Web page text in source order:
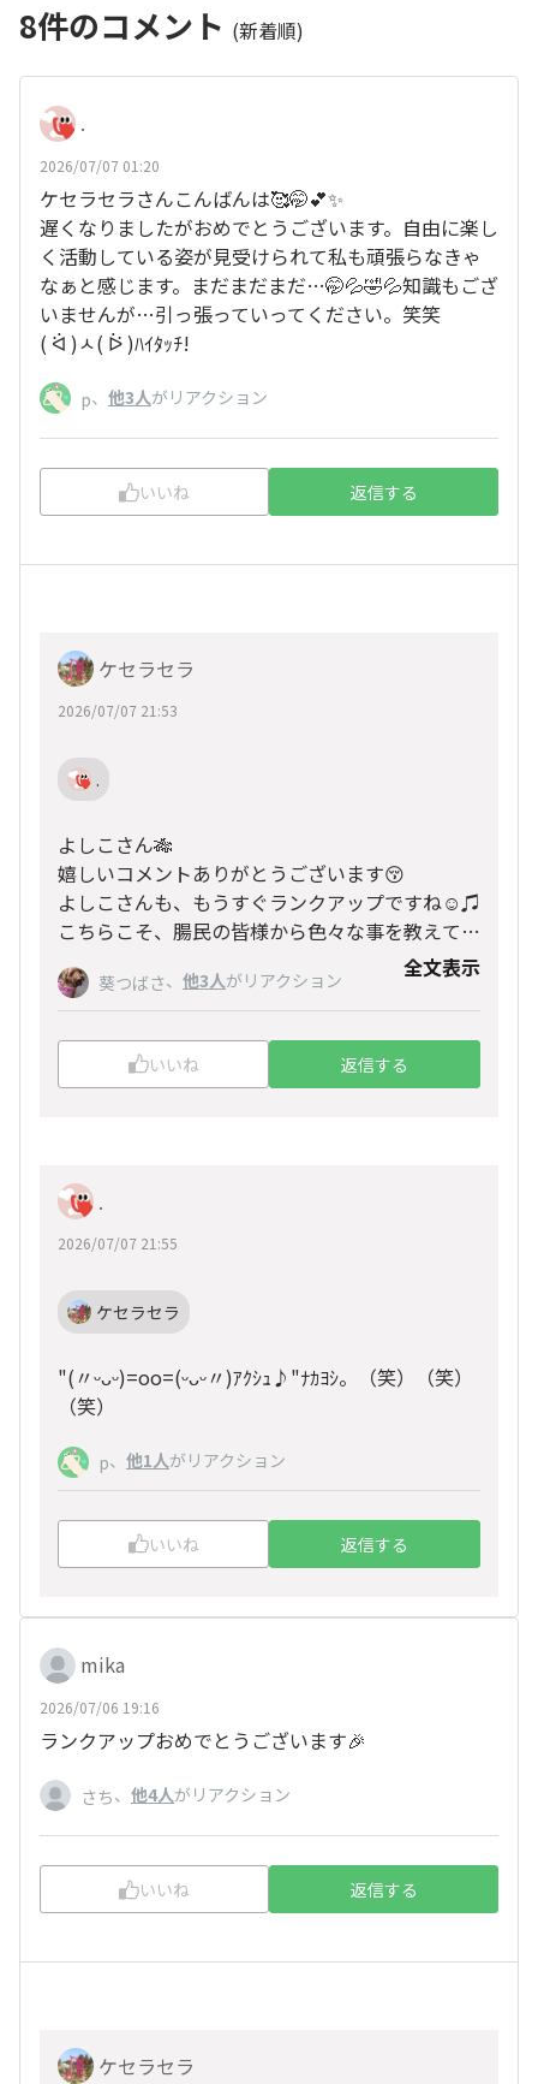
8件のコメント (新着順)
.
2026/07/07 01:20
ケセラセラさんこんばんは🥰🤭💕✨
遅くなりましたがおめでとうございます。自由に楽し
く活動している姿が見受けられて私も頑張らなきゃ
なぁと感じます。まだまだまだ…🤭💦🤣💦知識もござ
いませんが…引っ張っていってください。笑笑
( ᐛ )ㅅ( ᐖ )ﾊｲﾀｯﾁ!
p、 他3人がリアクション
いいね 返信する
ケセラセラ
2026/07/07 21:53
.
よしこさん🎋
嬉しいコメントありがとうございます😚
よしこさんも、もうすぐランクアップですね☺️♫
こちらこそ、腸民の皆様から色々な事を教えて頂
きながら楽しく過ごしたいと考えていますので、
今後ともよろしくお願いします🙏
葵つばさ、 他3人がリアクション 全文表示
いいね 返信する
.
2026/07/07 21:55
ケセラセラ
"(〃ᵕᴗᵕ)=oo=(ᵕᴗᵕ〃)ｱｸｼｭ♪"ﾅｶﾖｼ。（笑）（笑）
（笑）
p、 他1人がリアクション
いいね 返信する
mika
2026/07/06 19:16
ランクアップおめでとうございます🎉
さち、 他4人がリアクション
いいね 返信する
ケセラセラ